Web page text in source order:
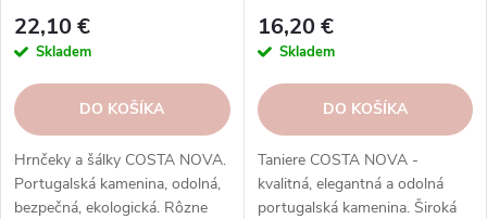
22,10 €
Skladem
DO KOŠÍKA
Hrnčeky a šálky COSTA NOVA.
Portugalská kamenina, odolná,
bezpečná, ekologická. Rôzne
16,20 €
Skladem
DO KOŠÍKA
Taniere COSTA NOVA -
kvalitná, elegantná a odolná
portugalská kamenina. Široká